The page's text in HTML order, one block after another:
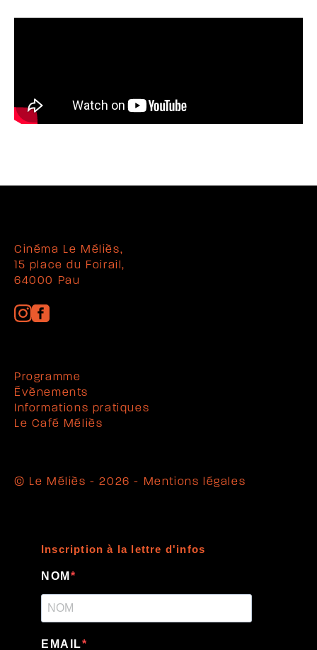
Cinéma Le Méliès,
15 place du Foirail,
64000 Pau
Programme
Évènements
Informations pratiques
Le Café Méliès
© Le Méliès - 2026 - Mentions légales
Inscription à la lettre d'infos
NOM
EMAIL